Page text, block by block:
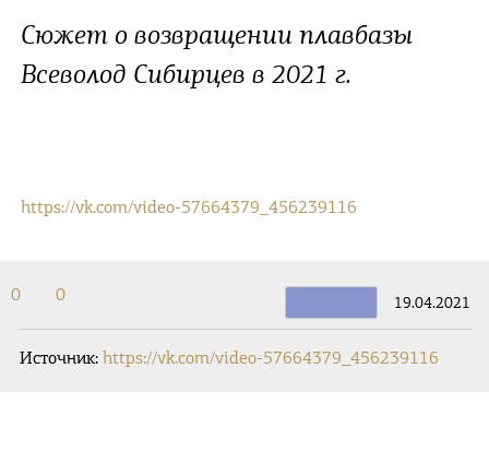
Сюжет о возвращении плавбазы
Всеволод Сибирцев в 2021 г.
https://vk.com/video-57664379_456239116
19.04.2021
0 0
Источник: https://vk.com/video-57664379_456239116